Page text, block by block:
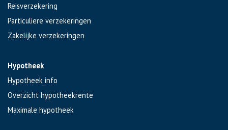
Reisverzekering
Particuliere verzekeringen
Zakelijke verzekeringen
Hypotheek
Hypotheek info
Overzicht hypotheekrente
Maximale hypotheek